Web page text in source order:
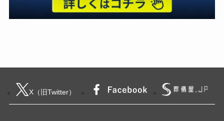
X（旧Twitter）